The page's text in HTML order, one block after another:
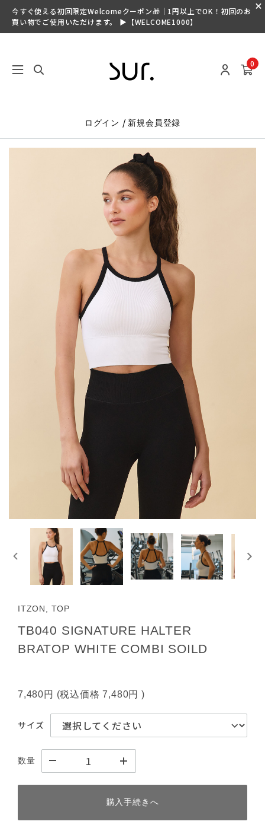
今すぐ使える初回限定Welcomeクーポン🎁｜1円以上でOK！初回のお
買い物でご使用いただけます。 ▶【WELCOME1000】
0
ログイン / 新規会員登録
ITZON, TOP
TB040 SIGNATURE HALTER
BRATOP WHITE COMBI SOILD
7,480円 (税込価格7,480円 )
サイズ
数量
購入手続きへ